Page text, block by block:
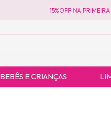
15%OFF NA PRIMEIRA
BEBÊS E CRIANÇAS